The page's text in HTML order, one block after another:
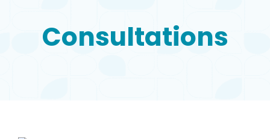
Consultations